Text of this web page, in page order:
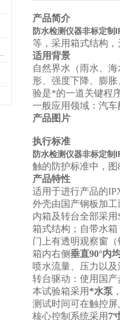
产品简介
防水检测仪器非标定制
等，采用箱式结构
适用背景
自然界水（雨水、
形、强度下降、膨
验是*的一道关键程
一般应用领域：汽
产品图片
执行标准
防水检测仪器非标定制
触的防护标准中，
产品特性
适用于进行产品的
外壳由国产钢板加
内箱及转台全部采
箱式结构；自带水
门上有透明观察窗
箱内右侧垂直90°内
喷水流量、压力以
转台驱动：使用国
本试验箱采用 *水泵
测试时间可在触控屏
核心控制系统采用 7